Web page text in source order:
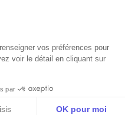
vos préférences pour
voir le détail en cliquant sur
par
OK pour moi